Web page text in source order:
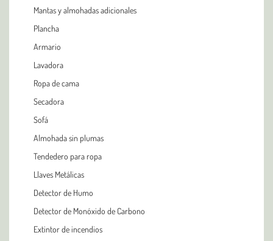
Mantas y almohadas adicionales
Plancha
Armario
Lavadora
Ropa de cama
Secadora
Sofá
Almohada sin plumas
Tendedero para ropa
Llaves Metálicas
Detector de Humo
Detector de Monóxido de Carbono
Extintor de incendios